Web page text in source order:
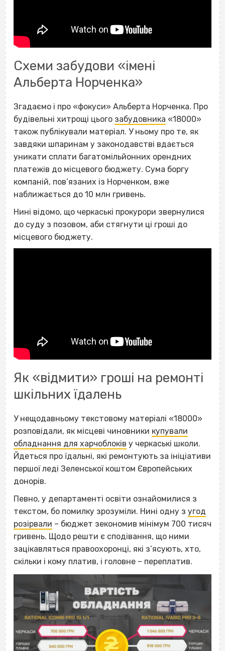
Схеми забудови «імені
Альберта Норченка»
Згадаємо і про «фокуси» Альберта Норченка. Про
будівельні хитрощі цього забудовника «18000»
також публікували матеріал. У ньому про те, як
завдяки шпаринам у законодавстві вдається
уникати сплати багатомільйонних орендних
платежів до місцевого бюджету. Сума боргу
компаній, пов’язаних із Норченком, вже
наближається до 10 млн гривень.
Нині відомо, що черкаські прокурори звернулися
до суду з позовом, аби стягнути ці гроші до
місцевого бюджету.
Як «відмити» гроші на ремонті
шкільних їдалень
У нещодавньому текстовому матеріалі «18000»
розповідали, як місцеві чиновники купували
обладнання для харчоблоків у черкаські школи.
Йдеться про їдальні, які ремонтують за ініціативи
першої леді Зеленської коштом Європейських
донорів.
Певно, у департаменті освіти ознайомилися з
текстом, бо помилку зрозуміли. Нині одну з угод
розірвали – бюджет зекономив мінімум 700 тисяч
гривень. Щодо решти є сподівання, що ними
зацікавляться правоохоронці, які з’ясують, хто,
скільки і кому платив, і головне – переплатив.